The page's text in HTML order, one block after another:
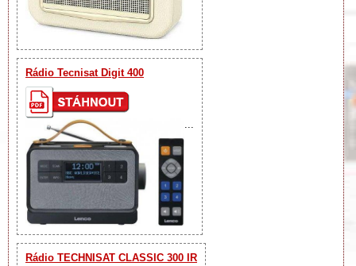
Rádio Tecnisat Digit 400
Rádio TECHNISAT CLASSIC 300 IR